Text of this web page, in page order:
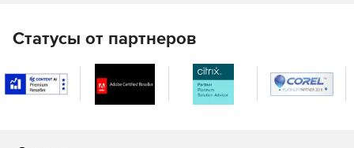
Статусы от партнеров